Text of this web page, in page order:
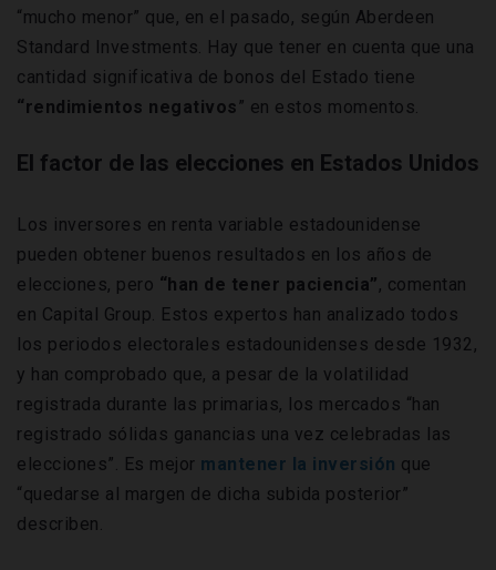
“mucho menor” que, en el pasado, según Aberdeen
Standard Investments. Hay que tener en cuenta que una
cantidad significativa de bonos del Estado tiene
“rendimientos negativos ” en estos momentos.
El factor de las elecciones en Estados Unidos
Los inversores en renta variable estadounidense
pueden obtener buenos resultados en los años de
elecciones, pero “han de tener paciencia”, comentan
en Capital Group. Estos expertos han analizado todos
los periodos electorales estadounidenses desde 1932,
y han comprobado que, a pesar de la volatilidad
registrada durante las primarias, los mercados “han
registrado sólidas ganancias una vez celebradas las
elecciones”. Es mejor mantener la inversión que
“quedarse al margen de dicha subida posterior”
describen.